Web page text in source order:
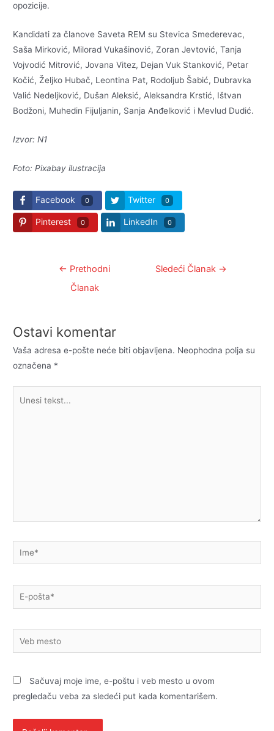
opozicije.
Kandidati za članove Saveta REM su Stevica Smederevac,
Saša Mirković, Milorad Vukašinović, Zoran Jevtović, Tanja
Vojvodić Mitrović, Jovana Vitez, Dejan Vuk Stanković, Petar
Kočić, Željko Hubač, Leontina Pat, Rodoljub Šabić, Dubravka
Valić Nedeljković, Dušan Aleksić, Aleksandra Krstić, Ištvan
Bodžoni, Muhedin Fijuljanin, Sanja Anđelković i Mevlud Dudić.
Izvor: N1
Foto: Pixabay ilustracija
Facebook 0 Twitter 0
Pinterest 0 LinkedIn 0
Kretanje← Prethodni
Članak
Sledeći Članak →
Ostavi komentar
Vaša adresa e-pošte neće biti objavljena. Neophodna polja su
označena *
Ime*
E-
pošta*
Veb
mesto
Sačuvaj moje ime, e-poštu i veb mesto u ovom
pregledaču veba za sledeći put kada komentarišem.